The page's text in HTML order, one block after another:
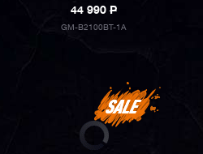
44 990P
GM-B2100BT-1A